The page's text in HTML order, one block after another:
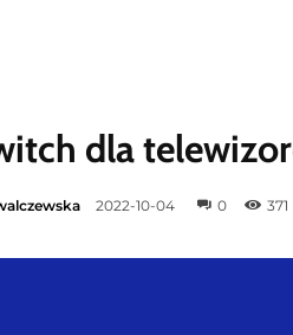
dla
2022-10-04 0 371